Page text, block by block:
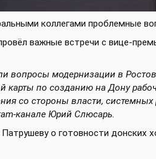
коллегами проблемные
важные встречи с вице-
вопросы модернизации в
по созданию на Дону
со стороны власти,
канале Юрий Слюсарь.
о готовности донских